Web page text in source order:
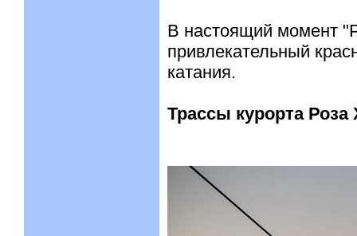
В настоящий момент
привлекательный
катания.
Трассы курорта Роза